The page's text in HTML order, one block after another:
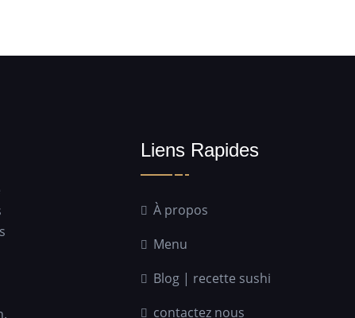
Liens Rapides
À propos
Menu
Blog | recette sushi
contactez nous